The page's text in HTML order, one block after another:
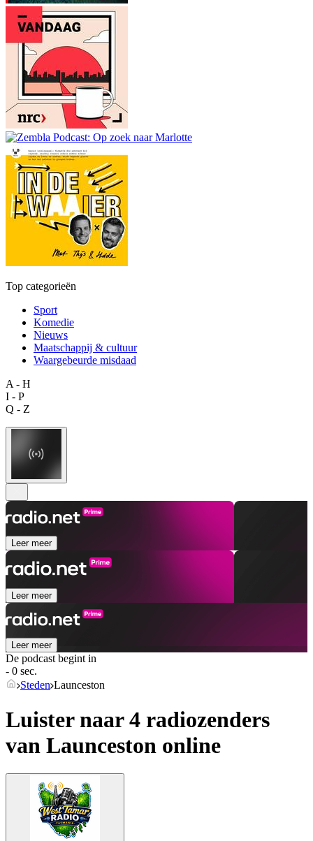
Top categorieën
Sport
Komedie
Nieuws
Maatschappij & cultuur
Waargebeurde misdaad
A - H
I - P
Q - Z
Leer meer
Leer meer
Leer meer
De podcast begint in
- 0 sec.
Steden Launceston
Luister naar 4 radiozenders
van Launceston online